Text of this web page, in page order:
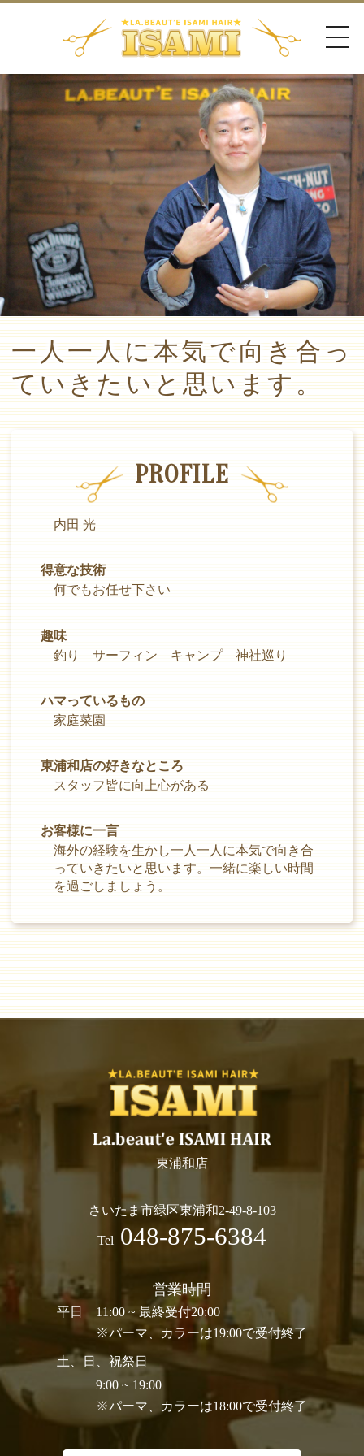
一人一人に本気で向き合っ
ていきたいと思います。
PROFILE
内田 光
得意な技術
何でもお任せ下さい
趣味
釣り サーフィン キャンプ 神社巡り
ハマっているもの
家庭菜園
東浦和店の好きなところ
スタッフ皆に向上心がある
お客様に一言
海外の経験を生かし一人一人に本気で向き合
っていきたいと思います。一緒に楽しい時間
を過ごしましょう。
東浦和店
さいたま市緑区東浦和2-49-8-103
Tel 048-875-6384
営業時間
平日
11:00 ~ 最終受付20:00
※パーマ、カラーは19:00で受付終了
土、日、祝祭日
9:00 ~ 19:00
※パーマ、カラーは18:00で受付終了